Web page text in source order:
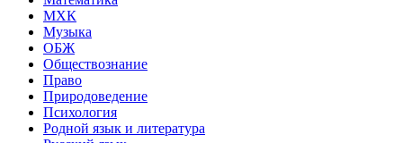
МХК
Музыка
ОБЖ
Обществознание
Право
Природоведение
Психология
Родной язык и литература